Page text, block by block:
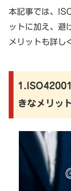
本記事では、
ットに加え、避
メリットも詳し
きなメリット